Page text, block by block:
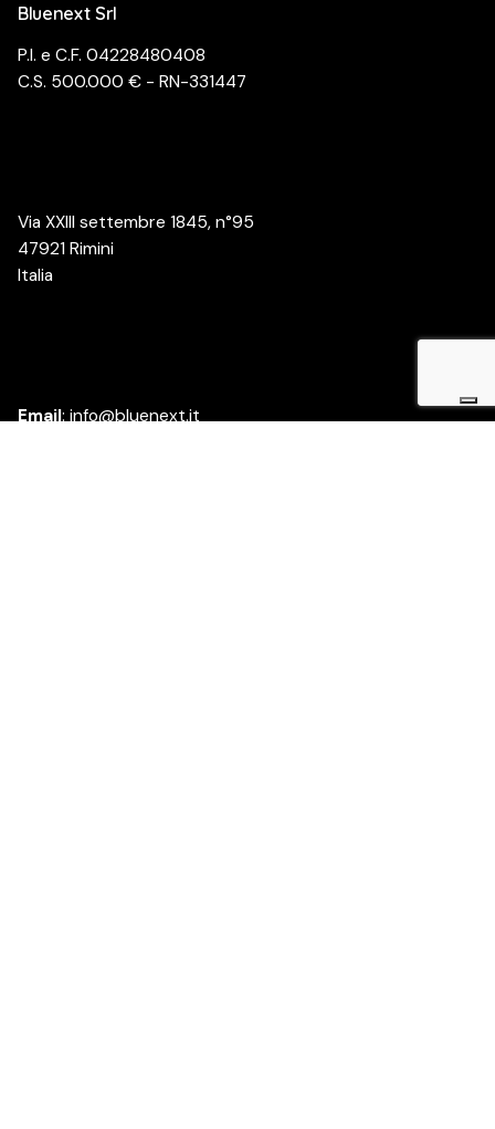
Bluenext Srl
P.I. e C.F. 04228480408
C.S. 500.000 € - RN-331447
Via XXIII settembre 1845, n°95
47921 Rimini
Italia
Email:info@bluenext.it